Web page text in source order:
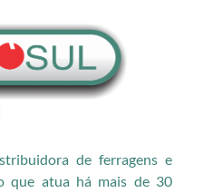
de ferragens e
que atua há mais de 30